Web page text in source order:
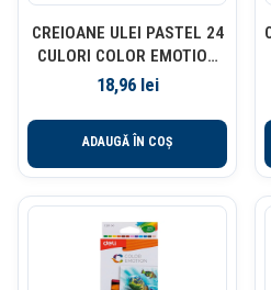
CREIOANE ULEI PASTEL 24
CULORI COLOR EMOTION
DELI
18,96 lei
ADAUGĂ ÎN COȘ